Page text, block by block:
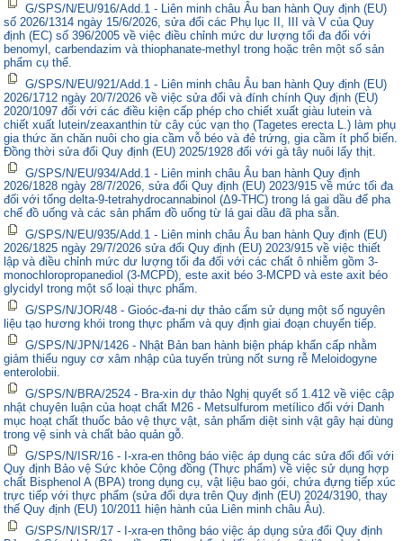
G/SPS/N/EU/916/Add.1 - Liên minh châu Âu ban hành Quy định (EU)
số 2026/1314 ngày 15/6/2026, sửa đổi các Phụ lục II, III và V của Quy
định (EC) số 396/2005 về việc điều chỉnh mức dư lượng tối đa đối với
benomyl, carbendazim và thiophanate-methyl trong hoặc trên một số sản
phẩm cụ thể.
G/SPS/N/EU/921/Add.1 - Liên minh châu Âu ban hành Quy định (EU)
2026/1712 ngày 20/7/2026 về việc sửa đổi và đính chính Quy định (EU)
2020/1097 đối với các điều kiện cấp phép cho chiết xuất giàu lutein và
chiết xuất lutein/zeaxanthin từ cây cúc vạn thọ (Tagetes erecta L.) làm phụ
gia thức ăn chăn nuôi cho gia cầm vỗ béo và đẻ trứng, gia cầm ít phổ biến.
Đồng thời sửa đổi Quy định (EU) 2025/1928 đối với gà tây nuôi lấy thịt.
G/SPS/N/EU/934/Add.1 - Liên minh châu Âu ban hành Quy định
2026/1828 ngày 28/7/2026, sửa đổi Quy định (EU) 2023/915 về mức tối đa
đối với tổng delta-9-tetrahydrocannabinol (Δ9-THC) trong lá gai dầu để pha
chế đồ uống và các sản phẩm đồ uống từ lá gai dầu đã pha sẵn.
G/SPS/N/EU/935/Add.1 - Liên minh châu Âu ban hành Quy định (EU)
2026/1825 ngày 29/7/2026 sửa đổi Quy định (EU) 2023/915 về việc thiết
lập và điều chỉnh mức dư lượng tối đa đối với các chất ô nhiễm gồm 3-
monochloropropanediol (3-MCPD), este axit béo 3-MCPD và este axit béo
glycidyl trong một số loại thực phẩm.
G/SPS/N/JOR/48 - Gioóc-đa-ni dự thảo cấm sử dụng một số nguyên
liệu tạo hương khói trong thực phẩm và quy định giai đoạn chuyển tiếp.
G/SPS/N/JPN/1426 - Nhật Bản ban hành biện pháp khẩn cấp nhằm
giảm thiểu nguy cơ xâm nhập của tuyến trùng nốt sưng rễ Meloidogyne
enterolobii.
G/SPS/N/BRA/2524 - Bra-xin dự thảo Nghị quyết số 1.412 về việc cập
nhật chuyên luận của hoạt chất M26 - Metsulfurom metílico đối với Danh
mục hoạt chất thuốc bảo vệ thực vật, sản phẩm diệt sinh vật gây hại dùng
trong vệ sinh và chất bảo quản gỗ.
G/SPS/N/ISR/16 - I-xra-en thông báo việc áp dụng các sửa đổi đối với
Quy định Bảo vệ Sức khỏe Cộng đồng (Thực phẩm) về việc sử dụng hợp
chất Bisphenol A (BPA) trong dụng cụ, vật liệu bao gói, chứa đựng tiếp xúc
trực tiếp với thực phẩm (sửa đổi dựa trên Quy định (EU) 2024/3190, thay
thế Quy định (EU) 10/2011 hiện hành của Liên minh châu Âu).
G/SPS/N/ISR/17 - I-xra-en thông báo việc áp dụng sửa đổi Quy định